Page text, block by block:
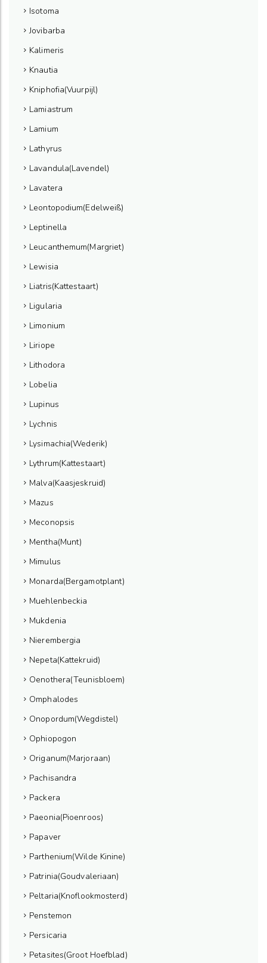
Isotoma
Jovibarba
Kalimeris
Knautia
Kniphofia(Vuurpijl)
Lamiastrum
Lamium
Lathyrus
Lavandula(Lavendel)
Lavatera
Leontopodium(Edelweiß)
Leptinella
Leucanthemum(Margriet)
Lewisia
Liatris(Kattestaart)
Ligularia
Limonium
Liriope
Lithodora
Lobelia
Lupinus
Lychnis
Lysimachia(Wederik)
Lythrum(Kattestaart)
Malva(Kaasjeskruid)
Mazus
Meconopsis
Mentha(Munt)
Mimulus
Monarda(Bergamotplant)
Muehlenbeckia
Mukdenia
Nierembergia
Nepeta(Kattekruid)
Oenothera(Teunisbloem)
Omphalodes
Onopordum(Wegdistel)
Ophiopogon
Origanum(Marjoraan)
Pachisandra
Packera
Paeonia(Pioenroos)
Papaver
Parthenium(Wilde Kinine)
Patrinia(Goudvaleriaan)
Peltaria(Knoflookmosterd)
Penstemon
Persicaria
Petasites(Groot Hoefblad)